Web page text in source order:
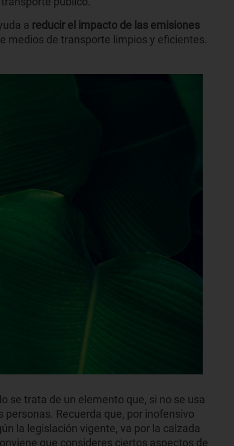
a reducir el impacto de las emisiones
medios de transporte limpios y eficientes.
se trata de un elemento que, si no se usa
Recuerda que, por inofensivo
la legislación vigente, va por la calzada
que consideres ciertos aspectos de